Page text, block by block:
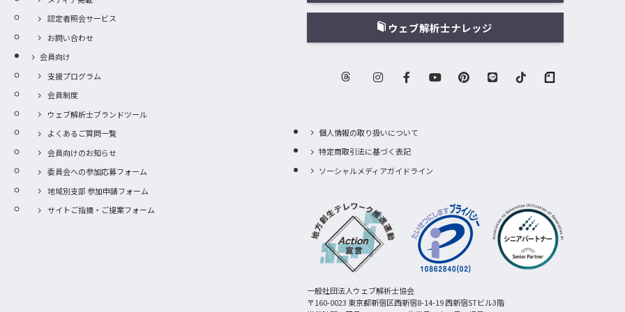
認定者照会サービス
お問い合わせ
会員向け
支援プログラム
会員制度
ウェブ解析士ブランドツール
よくあるご質問一覧
会員向けのお知らせ
委員会への参加応募フォーム
地域別支部 参加申請フォーム
サイトご指摘・ご提案フォーム
ウェブ解析士ナレッジ
個人情報の取り扱いについて
特定商取引法に基づく表記
ソーシャルメディアガイドライン
一般社団法人ウェブ解析士協会
〒160-0023 東京都新宿区西新宿8-14-19 西新宿STビル3階